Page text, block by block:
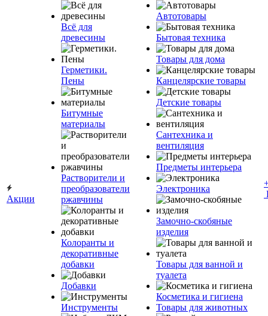
Акции
Всё для
древесины
Герметики.
Пены
Битумные
материалы
Растворители и
преобразователи
ржавчины
Колоранты и
декоративные
добавки
Добавки
Инструменты
Автотовары
Бытовая техника
Товары для дома
Канцелярские товары
Детские товары
Сантехника и
вентиляция
Предметы интерьера
Электроника
Замочно-скобяные
изделия
Товары для ванной и
туалета
Косметика и гигиена
Товары для животных